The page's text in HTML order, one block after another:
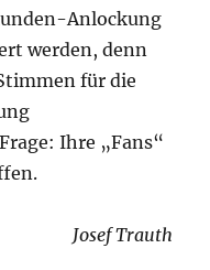
Anlockung
werden, denn
für die
Ihre „Fans“
Josef Trauth